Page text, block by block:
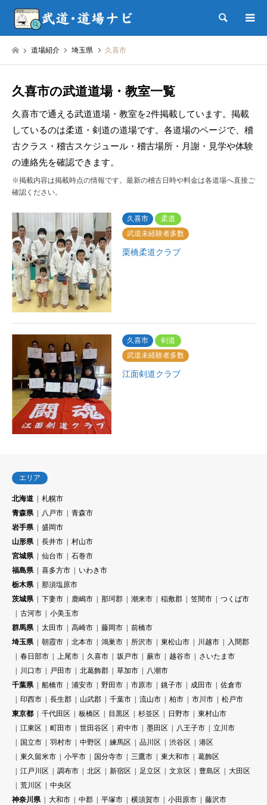
検索
道場紹介 埼玉県 久喜市
久喜市の武道道場・教室一覧
久喜市で通える武道道場・教室を2件掲載しています。掲載
しているのは柔道・剣道の道場です。各道場のページで、稽
古クラス・稽古スケジュール・稽古場所・月謝・見学や体験
の連絡先を確認できます。
※掲載内容は掲載時点の情報です。最新の稽古日時や料金は各道場へ直接ご
確認ください。
久喜市
柔道
武道未経験者多数
栗橋柔道クラブ
久喜市
剣道
武道未経験者多数
江面剣道クラブ
エリア
北海道
札幌市
青森県
八戸市
青森市
岩手県
盛岡市
山形県
長井市
村山市
宮城県
仙台市
石巻市
福島県
喜多方市
いわき市
栃木県
那須塩原市
茨城県
下妻市 鹿嶋市 那珂郡 潮来市 稲敷郡 笠間市
つくば市
古河市
小美玉市
群馬県
太田市 高崎市 藤岡市
前橋市
埼玉県
朝霞市 北本市 鴻巣市 所沢市 東松山市 川越市
入間郡
春日部市
上尾市 久喜市 坂戸市 蕨市 越谷市
さいたま市
川口市
戸田市 北葛飾郡 草加市
八潮市
千葉県
船橋市 浦安市 野田市 市原市 銚子市 成田市
佐倉市
印西市
長生郡 山武郡 千葉市 流山市 柏市 市川市
松戸市
東京都
千代田区 板橋区 目黒区 杉並区 日野市
東村山市
江東区
町田市 世田谷区 府中市 墨田区 八王子市
立川市
国立市
羽村市 中野区 練馬区 品川区 渋谷区
港区
東久留米市
小平市 国分寺市 三鷹市 東大和市
葛飾区
江戸川区
調布市 北区 新宿区 足立区 文京区 豊島区
大田区
荒川区
中央区
神奈川県
大和市 中郡 平塚市 横須賀市 小田原市
藤沢市